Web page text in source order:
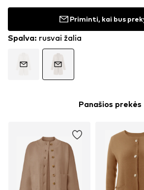
Priminti, kai bus
Spalva: rusvai žalia
Panašios prekės